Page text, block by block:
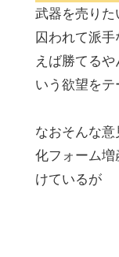
武器を売り
囚われて派
えば勝てる
いう欲望をテ
なおそんな
化フォーム
けているが